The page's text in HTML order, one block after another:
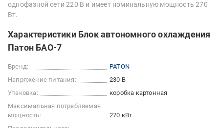
однофазной сети 220 В и имеет номинальную мощность 270
Вт.
Характеристики Блок автономного охлаждения
Патон БАО-7
Бренд:
PATON
Напряжение питания:
230 В
Упаковка:
коробка картонная
Максимальная потребляемая
мощность:
270 кВт